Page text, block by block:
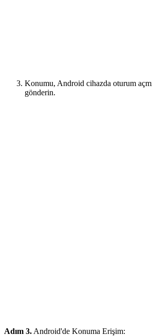
Konumu, Android cihazda oturum
gönderin.
Adım 3. Android'de Konuma Erişim: